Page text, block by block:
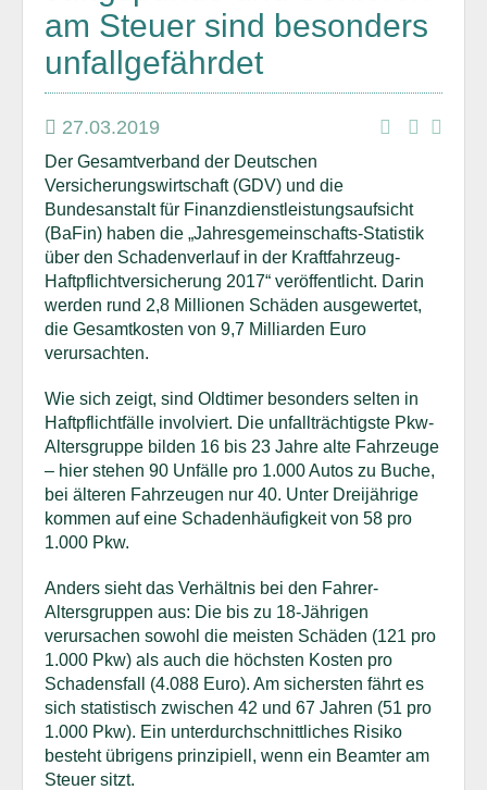
am Steuer sind besonders
unfallgefährdet
27.03.2019
Der Gesamtverband der Deutschen
Versicherungswirtschaft (GDV) und die
Bundesanstalt für Finanzdienstleistungsaufsicht
(BaFin) haben die „Jahresgemeinschafts-Statistik
über den Schadenverlauf in der Kraftfahrzeug-
Haftpflichtversicherung 2017“ veröffentlicht. Darin
werden rund 2,8 Millionen Schäden ausgewertet,
die Gesamtkosten von 9,7 Milliarden Euro
verursachten.
Wie sich zeigt, sind Oldtimer besonders selten in
Haftpflichtfälle involviert. Die unfallträchtigste Pkw-
Altersgruppe bilden 16 bis 23 Jahre alte Fahrzeuge
– hier stehen 90 Unfälle pro 1.000 Autos zu Buche,
bei älteren Fahrzeugen nur 40. Unter Dreijährige
kommen auf eine Schadenhäufigkeit von 58 pro
1.000 Pkw.
Anders sieht das Verhältnis bei den Fahrer-
Altersgruppen aus: Die bis zu 18-Jährigen
verursachen sowohl die meisten Schäden (121 pro
1.000 Pkw) als auch die höchsten Kosten pro
Schadensfall (4.088 Euro). Am sichersten fährt es
sich statistisch zwischen 42 und 67 Jahren (51 pro
1.000 Pkw). Ein unterdurchschnittliches Risiko
besteht übrigens prinzipiell, wenn ein Beamter am
Steuer sitzt.